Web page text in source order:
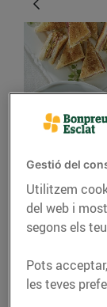
20/de
Gestió del
Utilitzem
del web i
segons els
Pots
les teves